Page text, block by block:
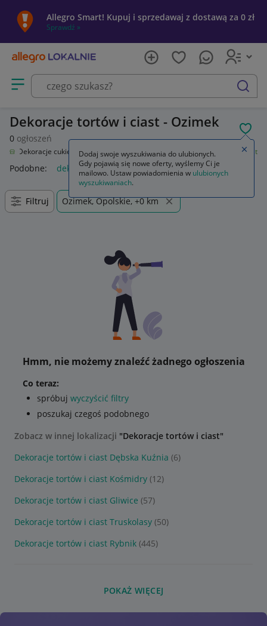
Allegro Smart! Kupuj i sprzedawaj z dostawą za 0 zł
Sprawdź »
Otwórz menu z kategoriami
szukaj
Dekoracje tortów i ciast - Ozimek
0 ogłoszeń
Dekoracje cukiernicze i produkty do pieczenia Dekoracje tortów i ciast
Podobne: dekoracje tortów i ciast
Filtruj Ozimek, Opolskie, +0 km
Hmm, nie możemy znaleźć żadnego ogłoszenia
Co teraz:
spróbuj wyczyścić filtry
poszukaj czegoś podobnego
Zobacz w innej lokalizacji "Dekoracje tortów i ciast"
Dekoracje tortów i ciast Dębska Kuźnia (6)
Dekoracje tortów i ciast Kośmidry (12)
Dekoracje tortów i ciast Gliwice (57)
Dekoracje tortów i ciast Truskolasy (50)
Dekoracje tortów i ciast Rybnik (445)
POKAŻ WIĘCEJ
Dodaj swoje wyszukiwania do ulubionych.
Gdy pojawią się nowe oferty, wyślemy Ci je
mailowo. Ustaw powiadomienia w ulubionych
wyszukiwaniach.